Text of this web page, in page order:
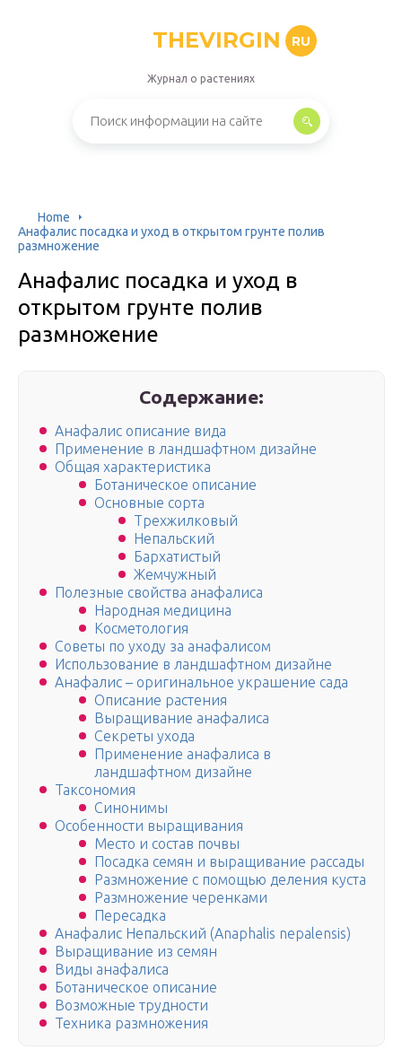
THEVIRGIN RU
Журнал о растениях
Home
Анафалис посадка и уход в открытом грунте полив
размножение
Анафалис посадка и уход в
открытом грунте полив
размножение
Содержание:
Анафалис описание вида
Применение в ландшафтном дизайне
Общая характеристика
Ботаническое описание
Основные сорта
Трехжилковый
Непальский
Бархатистый
Жемчужный
Полезные свойства анафалиса
Народная медицина
Косметология
Советы по уходу за анафалисом
Использование в ландшафтном дизайне
Анафалис – оригинальное украшение сада
Описание растения
Выращивание анафалиса
Секреты ухода
Применение анафалиса в
ландшафтном дизайне
Таксономия
Синонимы
Особенности выращивания
Место и состав почвы
Посадка семян и выращивание рассады
Размножение с помощью деления куста
Размножение черенками
Пересадка
Анафалис Непальский (Anaphalis nepalensis)
Выращивание из семян
Виды анафалиса
Ботаническое описание
Возможные трудности
Техника размножения